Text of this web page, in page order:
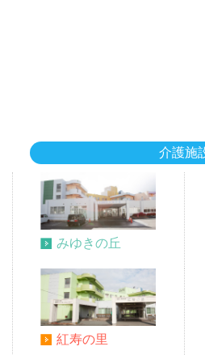
介護施
みゆきの丘
紅寿の里